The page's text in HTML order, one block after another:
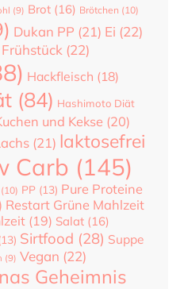
(9) Brot (16) Brötchen (10)
Dukan PP (21) Ei (22)
Frühstück (22)
Hackfleisch (18)
(84) Hashimoto Diät
und Kekse (20)
(21) laktosefrei
Carb (145)
(10) PP (13) Pure Proteine
Restart Grüne Mahlzeit
(19) Salat (16)
Sirtfood (28) Suppe
(9) Vegan (22)
Geheimnis